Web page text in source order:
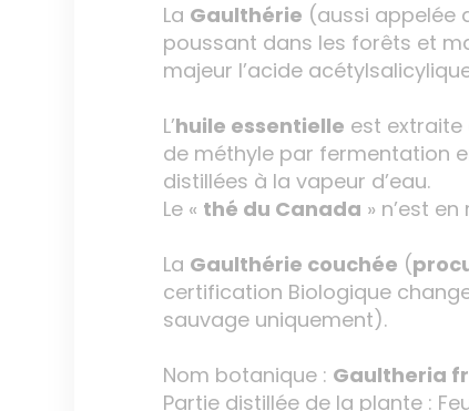
La Gaulthérie (aussi appelée
poussant dans les forêts et
majeur l’acide
L’huile essentielle est extraite
de méthyle par fermentation
distillées à la vapeur d’eau.
Le « thé du Canada » n’est
La Gaulthérie couchée (
certification Biologique
sauvage uniquement).
Nom botanique : Gaultheria
Partie distillée de la plante :